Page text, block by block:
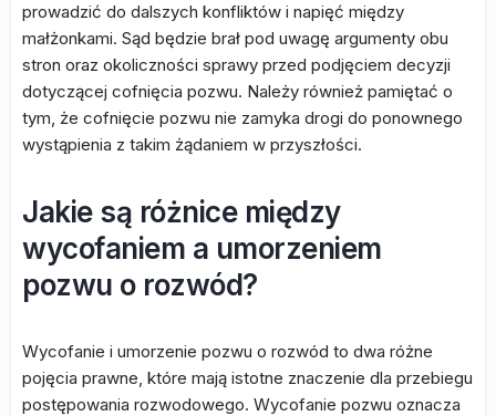
prowadzić do dalszych konfliktów i napięć między
małżonkami. Sąd będzie brał pod uwagę argumenty obu
stron oraz okoliczności sprawy przed podjęciem decyzji
dotyczącej cofnięcia pozwu. Należy również pamiętać o
tym, że cofnięcie pozwu nie zamyka drogi do ponownego
wystąpienia z takim żądaniem w przyszłości.
Jakie są różnice między
wycofaniem a umorzeniem
pozwu o rozwód?
Wycofanie i umorzenie pozwu o rozwód to dwa różne
pojęcia prawne, które mają istotne znaczenie dla przebiegu
postępowania rozwodowego. Wycofanie pozwu oznacza